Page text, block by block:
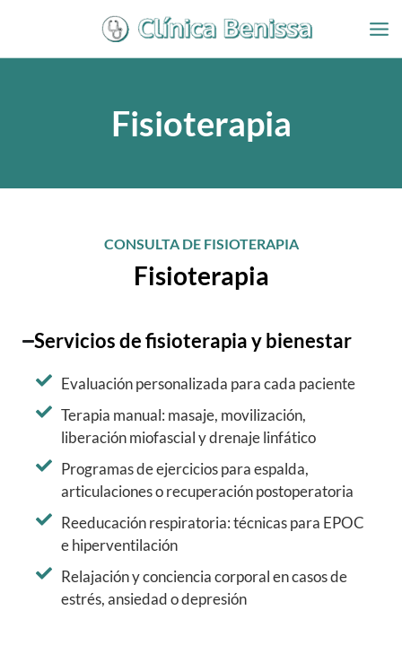
contenido
Fisioterapia
CONSULTA DE FISIOTERAPIA
Fisioterapia
Servicios de fisioterapia y bienestar
Evaluación personalizada para cada paciente
Terapia manual: masaje, movilización,
liberación miofascial y drenaje linfático
Programas de ejercicios para espalda,
articulaciones o recuperación postoperatoria
Reeducación respiratoria: técnicas para EPOC
e hiperventilación
Relajación y conciencia corporal en casos de
estrés, ansiedad o depresión